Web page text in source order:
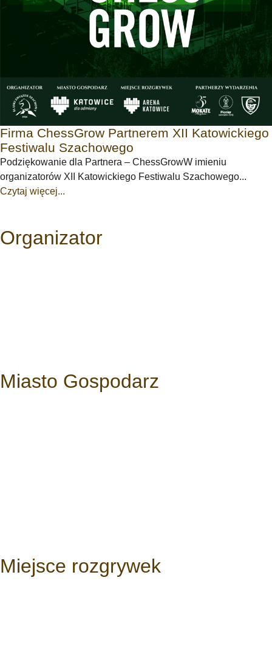
Firma ChessGrow Partnerem XII Katowickiego
Festiwalu Szachowego
Podziękowanie dla Partnera – ChessGrowW imieniu
organizatorów XII Katowickiego Festiwalu Szachowego...
Czytaj więcej...
Organizator
Miasto Gospodarz
Miejsce rozgrywek